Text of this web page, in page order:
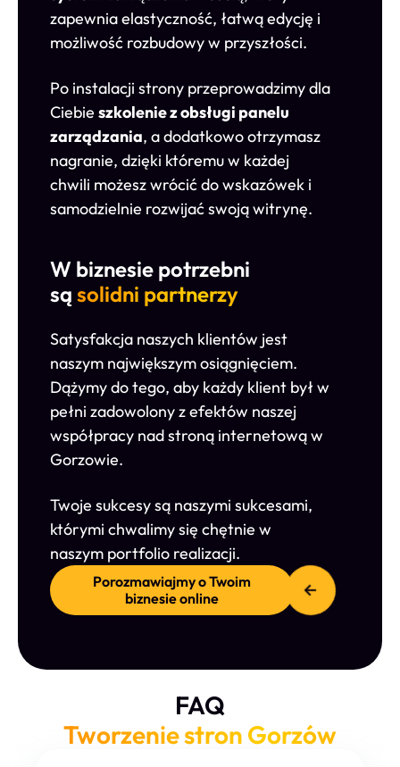
zapewnia elastyczność, łatwą edycję i
możliwość rozbudowy w przyszłości.
Po instalacji strony przeprowadzimy dla
Ciebie szkolenie z obsługi panelu
zarządzania, a dodatkowo otrzymasz
nagranie, dzięki któremu w każdej
chwili możesz wrócić do wskazówek i
samodzielnie rozwijać swoją witrynę.
W biznesie potrzebni
są solidni partnerzy
Satysfakcja naszych klientów jest
naszym największym osiągnięciem.
Dążymy do tego, aby każdy klient był w
pełni zadowolony z efektów naszej
współpracy nad stroną internetową w
Gorzowie.
Twoje sukcesy są naszymi sukcesami,
którymi chwalimy się chętnie w
naszym portfolio realizacji.
Porozmawiajmy o Twoim
biznesie online
FAQ
Tworzenie stron Gorzów